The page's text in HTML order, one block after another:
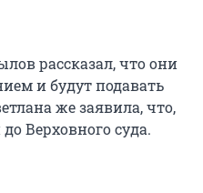
рассказал, что они
и будут подавать
же заявила, что,
Верховного суда.